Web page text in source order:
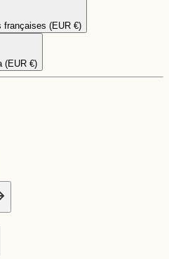
françaises (EUR €)
(EUR €)